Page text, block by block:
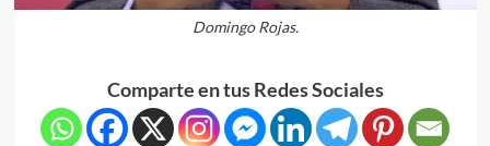
Domingo Rojas.
Comparte en tus Redes Sociales